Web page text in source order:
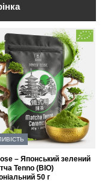
– Японський зелений
Tenno (BIO)
50 г